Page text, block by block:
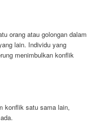
orang atau golongan dalam
lain. Individu yang
menimbulkan konflik
konflik satu sama lain,